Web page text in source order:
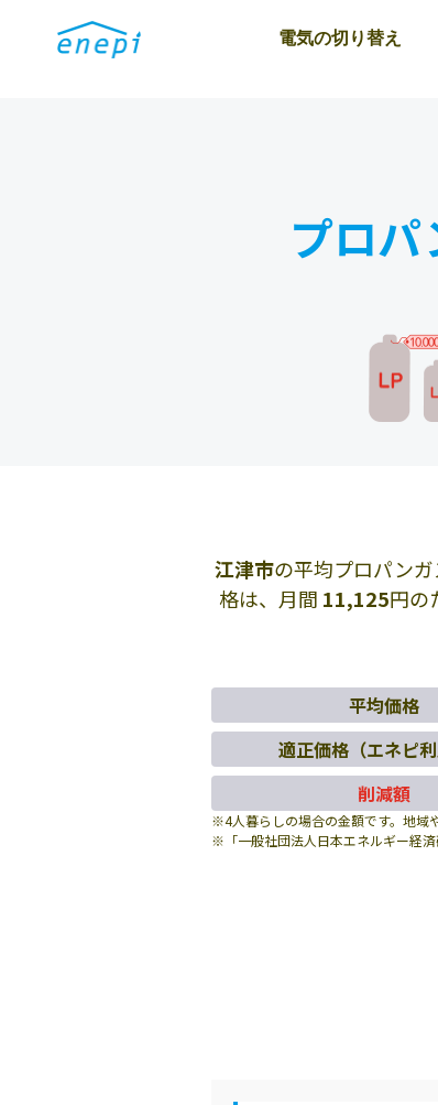
電気の切り替え
プロ
江津市の平均プロパン
格は、月間 11,125円の
平均価格
適正価格（エネピ利
削減額
※4人暮らしの場合の金額です。地域
※「一般社団法人日本エネルギー経済